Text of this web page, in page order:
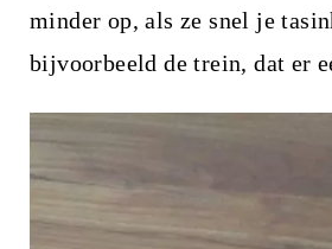
minder op, als ze snel je
bijvoorbeeld de trein, dat er